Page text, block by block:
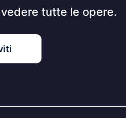
tutte le opere.